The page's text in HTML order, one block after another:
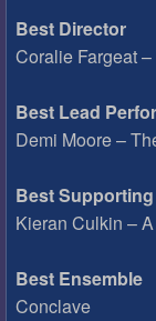
Best Director
Coralie Fargeat
Best Lead
Demi Moore –
Best
Kieran Culkin –
Best Ensemble
Conclave